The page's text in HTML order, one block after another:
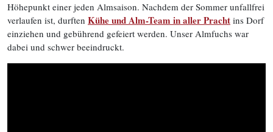
Höhepunkt einer jeden Almsaison. Nachdem der Sommer unfallfrei
verlaufen ist, durften Kühe und Alm-Team in aller Pracht ins Dorf
einziehen und gebührend gefeiert werden. Unser Almfuchs war
dabei und schwer beeindruckt.